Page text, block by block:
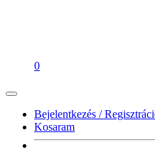
0
Bejelentkezés /
Kosaram